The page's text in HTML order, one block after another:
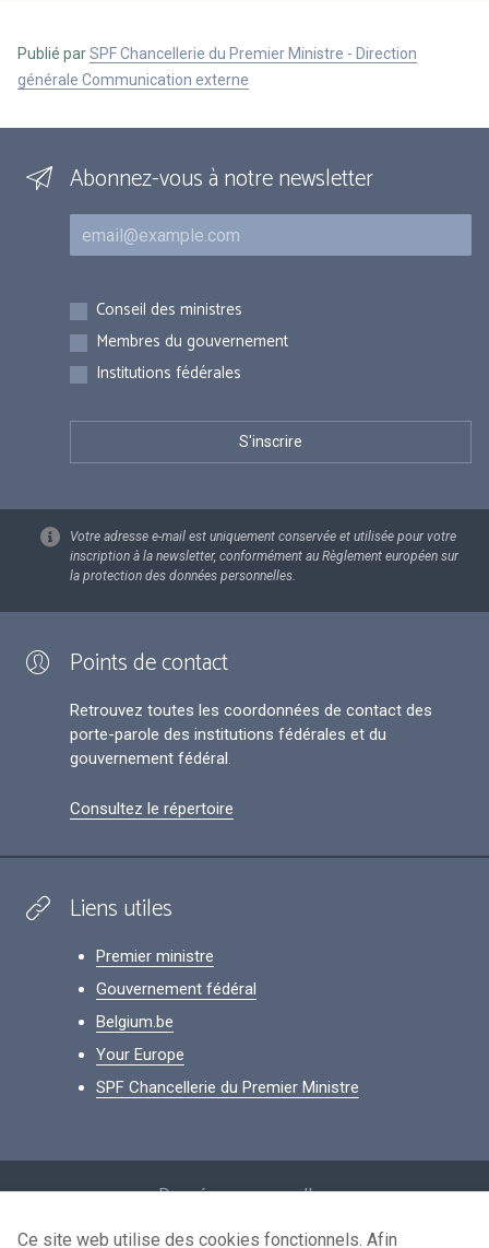
Publié parSPF Chancellerie du Premier Ministre - Direction
générale Communication externe
Abonnez-vous à notre newsletter
Courriel
Inscriptions
Conseil des ministres
Membres du gouvernement
Institutions fédérales
Votre adresse e-mail est uniquement conservée et utilisée pour votre
inscription à la newsletter, conformément au Règlement européen sur
la protection des données personnelles.
Points de contact
Retrouvez toutes les coordonnées de contact des
porte-parole des institutions fédérales et du
gouvernement fédéral.
Consultez le répertoire
Liens utiles
Premier ministre
Gouvernement fédéral
Belgium.be
Your Europe
SPF Chancellerie du Premier Ministre
Données personnelles
Conditions de réutilisation
Ce site web utilise des cookies fonctionnels. Afin